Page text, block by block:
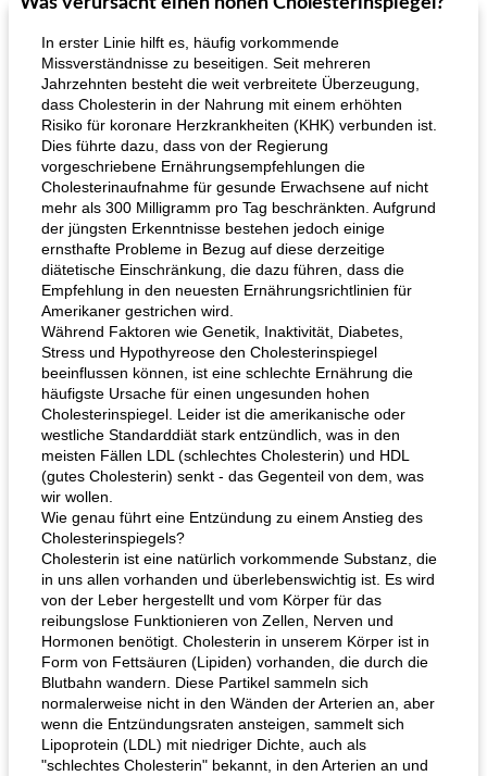
In erster Linie hilft es, häufig vorkommende
Missverständnisse zu beseitigen. Seit mehreren
Jahrzehnten besteht die weit verbreitete Überzeugung,
dass Cholesterin in der Nahrung mit einem erhöhten
Risiko für koronare Herzkrankheiten (KHK) verbunden ist.
Dies führte dazu, dass von der Regierung
vorgeschriebene Ernährungsempfehlungen die
Cholesterinaufnahme für gesunde Erwachsene auf nicht
mehr als 300 Milligramm pro Tag beschränkten. Aufgrund
der jüngsten Erkenntnisse bestehen jedoch einige
ernsthafte Probleme in Bezug auf diese derzeitige
diätetische Einschränkung, die dazu führen, dass die
Empfehlung in den neuesten Ernährungsrichtlinien für
Amerikaner gestrichen wird.
Während Faktoren wie Genetik, Inaktivität, Diabetes,
Stress und Hypothyreose den Cholesterinspiegel
beeinflussen können, ist eine schlechte Ernährung die
häufigste Ursache für einen ungesunden hohen
Cholesterinspiegel. Leider ist die amerikanische oder
westliche Standarddiät stark entzündlich, was in den
meisten Fällen LDL (schlechtes Cholesterin) und HDL
(gutes Cholesterin) senkt - das Gegenteil von dem, was
wir wollen.
Wie genau führt eine Entzündung zu einem Anstieg des
Cholesterinspiegels?
Cholesterin ist eine natürlich vorkommende Substanz, die
in uns allen vorhanden und überlebenswichtig ist. Es wird
von der Leber hergestellt und vom Körper für das
reibungslose Funktionieren von Zellen, Nerven und
Hormonen benötigt. Cholesterin in unserem Körper ist in
Form von Fettsäuren (Lipiden) vorhanden, die durch die
Blutbahn wandern. Diese Partikel sammeln sich
normalerweise nicht in den Wänden der Arterien an, aber
wenn die Entzündungsraten ansteigen, sammelt sich
Lipoprotein (LDL) mit niedriger Dichte, auch als
"schlechtes Cholesterin" bekannt, in den Arterien an und